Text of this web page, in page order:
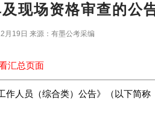
现场资格审查的公
月19日 来源：有墨公考采编
汇总页面
人员（综合类）公告》（以下简